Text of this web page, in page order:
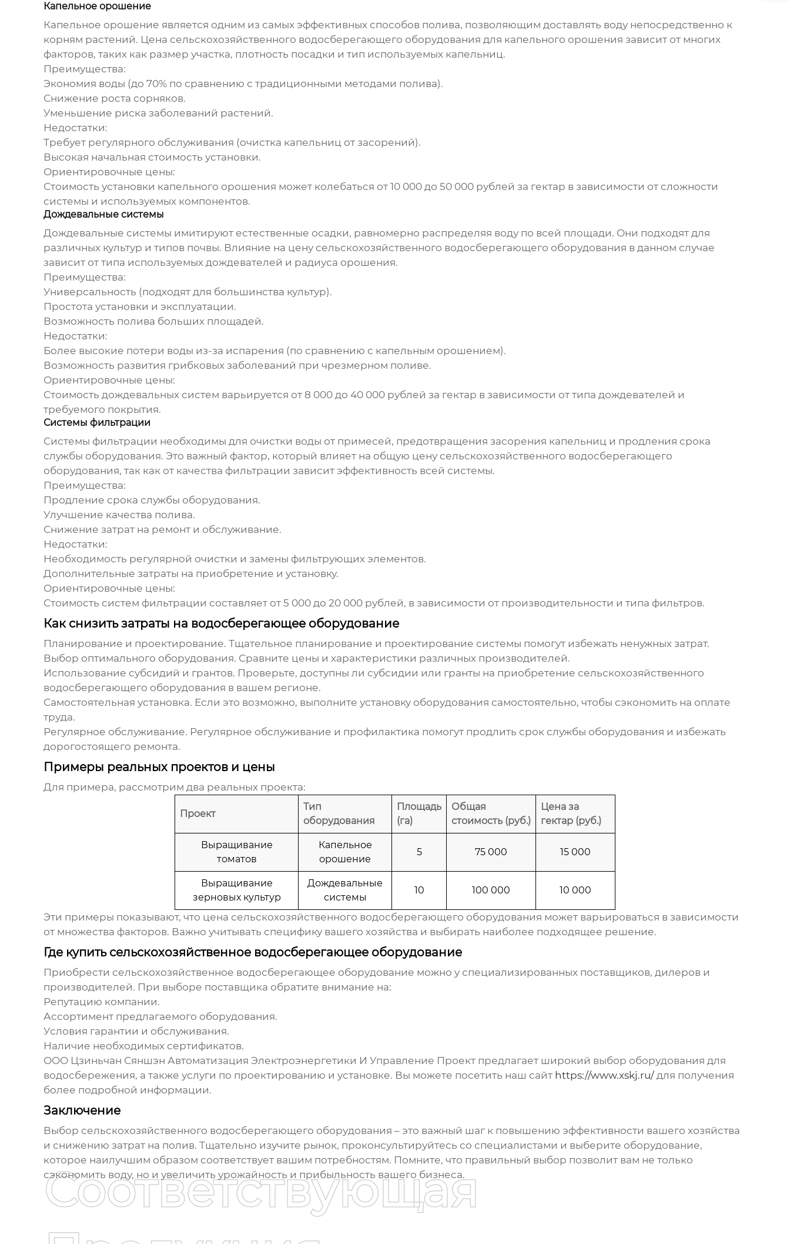
Капельное орошение
Капельное орошение является одним из самых эффективных способов полива, позволяющим доставлять воду непосредственно к
корням растений. Цена сельскохозяйственного водосберегающего оборудования для капельного орошения зависит от многих
факторов, таких как размер участка, плотность посадки и тип используемых капельниц.
Преимущества:
Экономия воды (до 70% по сравнению с традиционными методами полива).
Снижение роста сорняков.
Уменьшение риска заболеваний растений.
Недостатки:
Требует регулярного обслуживания (очистка капельниц от засорений).
Высокая начальная стоимость установки.
Ориентировочные цены:
Стоимость установки капельного орошения может колебаться от 10 000 до 50 000 рублей за гектар в зависимости от сложности
системы и используемых компонентов.
Дождевальные системы
Дождевальные системы имитируют естественные осадки, равномерно распределяя воду по всей площади. Они подходят для
различных культур и типов почвы. Влияние на цену сельскохозяйственного водосберегающего оборудования в данном случае
зависит от типа используемых дождевателей и радиуса орошения.
Преимущества:
Универсальность (подходят для большинства культур).
Простота установки и эксплуатации.
Возможность полива больших площадей.
Недостатки:
Более высокие потери воды из-за испарения (по сравнению с капельным орошением).
Возможность развития грибковых заболеваний при чрезмерном поливе.
Ориентировочные цены:
Стоимость дождевальных систем варьируется от 8 000 до 40 000 рублей за гектар в зависимости от типа дождевателей и
требуемого покрытия.
Системы фильтрации
Системы фильтрации необходимы для очистки воды от примесей, предотвращения засорения капельниц и продления срока
службы оборудования. Это важный фактор, который влияет на общую цену сельскохозяйственного водосберегающего
оборудования, так как от качества фильтрации зависит эффективность всей системы.
Преимущества:
Продление срока службы оборудования.
Улучшение качества полива.
Снижение затрат на ремонт и обслуживание.
Недостатки:
Необходимость регулярной очистки и замены фильтрующих элементов.
Дополнительные затраты на приобретение и установку.
Ориентировочные цены:
Стоимость систем фильтрации составляет от 5 000 до 20 000 рублей, в зависимости от производительности и типа фильтров.
Как снизить затраты на водосберегающее оборудование
Планирование и проектирование. Тщательное планирование и проектирование системы помогут избежать ненужных затрат.
Выбор оптимального оборудования. Сравните цены и характеристики различных производителей.
Использование субсидий и грантов. Проверьте, доступны ли субсидии или гранты на приобретение сельскохозяйственного
водосберегающего оборудования в вашем регионе.
Самостоятельная установка. Если это возможно, выполните установку оборудования самостоятельно, чтобы сэкономить на оплате
труда.
Регулярное обслуживание. Регулярное обслуживание и профилактика помогут продлить срок службы оборудования и избежать
дорогостоящего ремонта.
Примеры реальных проектов и цены
Для примера, рассмотрим два реальных проекта:
Проект
Тип
оборудования
Площадь
(га)
Общая
стоимость (руб.)
Цена за
гектар (руб.)
Выращивание
томатов
Капельное
орошение
5 75 000 15 000
Выращивание
зерновых культур
Дождевальные
системы
10 100 000 10 000
Эти примеры показывают, что цена сельскохозяйственного водосберегающего оборудования может варьироваться в зависимости
от множества факторов. Важно учитывать специфику вашего хозяйства и выбирать наиболее подходящее решение.
Где купить сельскохозяйственное водосберегающее оборудование
Приобрести сельскохозяйственное водосберегающее оборудование можно у специализированных поставщиков, дилеров и
производителей. При выборе поставщика обратите внимание на:
Репутацию компании.
Ассортимент предлагаемого оборудования.
Условия гарантии и обслуживания.
Наличие необходимых сертификатов.
ООО Цзиньчан Сяншэн Автоматизация Электроэнергетики И Управление Проект предлагает широкий выбор оборудования для
водосбережения, а также услуги по проектированию и установке. Вы можете посетить наш сайт https://www.xskj.ru/для получения
более подробной информации.
Заключение
Выбор сельскохозяйственного водосберегающего оборудования – это важный шаг к повышению эффективности вашего хозяйства
и снижению затрат на полив. Тщательно изучите рынок, проконсультируйтесь со специалистами и выберите оборудование,
которое наилучшим образом соответствует вашим потребностям. Помните, что правильный выбор позволит вам не только
сэкономить воду, но и увеличить урожайность и прибыльность вашего бизнеса.
Соответствующая